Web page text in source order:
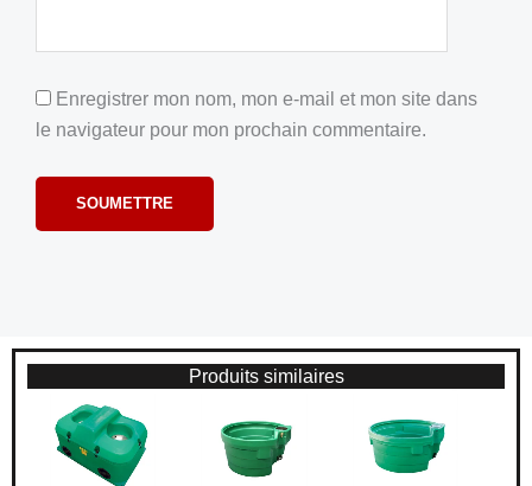
Enregistrer mon nom, mon e-mail et mon site dans
le navigateur pour mon prochain commentaire.
Produits similaires